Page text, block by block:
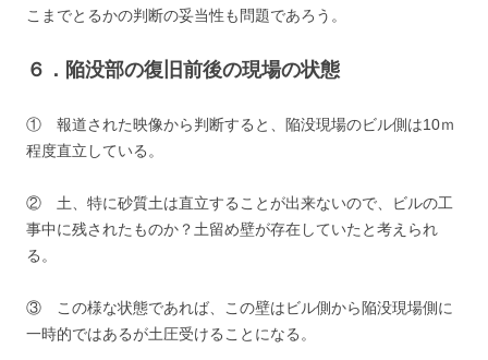
こまでとるかの判断の妥当性も問題であろう。
６．陥没部の復旧前後の現場の状態
① 報道された映像から判断すると、陥没現場のビル側は10ｍ
程度直立している。
② 土、特に砂質土は直立することが出来ないので、ビルの工
事中に残されたものか？土留め壁が存在していたと考えられ
る。
③ この様な状態であれば、この壁はビル側から陥没現場側に
一時的ではあるが土圧受けることになる。